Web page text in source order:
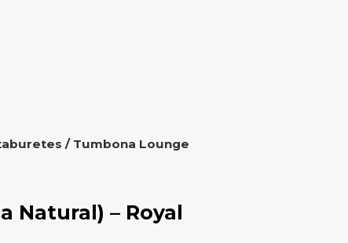
/ Tumbona Lounge
Natural) – Royal